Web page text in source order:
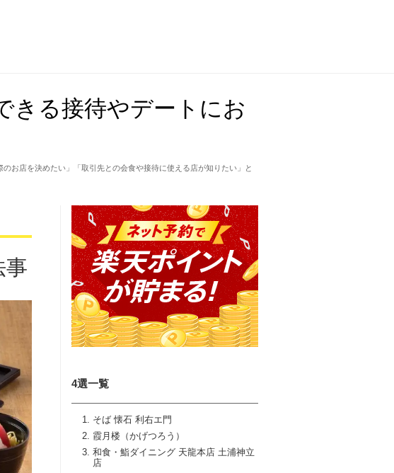
きる接待やデートにお
お店を決めたい」「取引先との会食や接待に使える店が知りたい」と
4選一覧
そば 懐石 利右エ門
霞月楼（かげつろう）
和食・鮨ダイニング 天龍本店 土浦神立
店
事